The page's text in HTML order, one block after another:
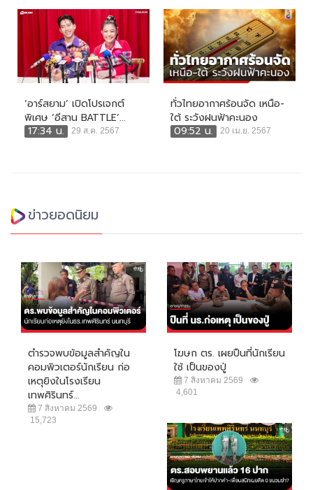
‘อาร์สยาม’ เปิดโปรเจกต์
พิเศษ ‘อีสาน BATTLE’...
17:34 น.
29 ส.ค. 2567
ทั่วไทยอากาศร้อนจัด เหนือ-
ใต้ ระวังฝนฟ้าคะนอง
09:52 น.
20 เม.ย. 2567
ข่าวยอดนิยม
ตำรวจพบข้อมูลสำคัญใน
คอมพิวเตอร์นักเรียน ก่อ
เหตุยิงในโรงเรียน
เทพศิรินทร์...
7 สิงหาคม 2569
15,723
โฆษก ตร. เผยปืนที่นักเรียน
ใช้ เป็นของปู่
7 สิงหาคม 2569
4,601